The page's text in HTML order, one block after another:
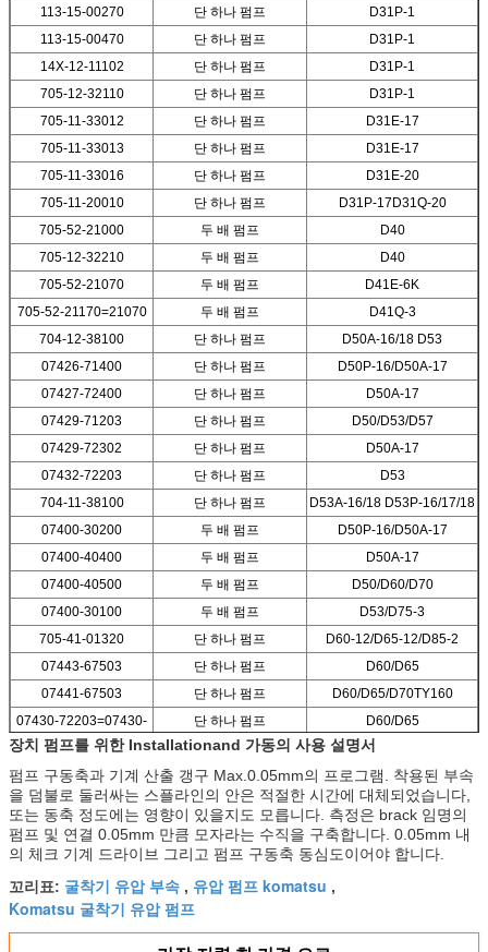
113-15-00270
단 하나 펌프
D31P-1
113-15-00470
단 하나 펌프
D31P-1
14X-12-11102
단 하나 펌프
D31P-1
705-12-32110
단 하나 펌프
D31P-1
705-11-33012
단 하나 펌프
D31E-17
705-11-33013
단 하나 펌프
D31E-17
705-11-33016
단 하나 펌프
D31E-20
705-11-20010
단 하나 펌프
D31P-17D31Q-20
705-52-21000
두 배 펌프
D40
705-12-32210
두 배 펌프
D40
705-52-21070
두 배 펌프
D41E-6K
705-52-21170=21070
두 배 펌프
D41Q-3
704-12-38100
단 하나 펌프
D50A-16/18 D53
07426-71400
단 하나 펌프
D50P-16/D50A-17
07427-72400
단 하나 펌프
D50A-17
07429-71203
단 하나 펌프
D50/D53/D57
07429-72302
단 하나 펌프
D50A-17
07432-72203
단 하나 펌프
D53
704-11-38100
단 하나 펌프
D53A-16/18 D53P-16/17/18
07400-30200
두 배 펌프
D50P-16/D50A-17
07400-40400
두 배 펌프
D50A-17
07400-40500
두 배 펌프
D50/D60/D70
07400-30100
두 배 펌프
D53/D75-3
705-41-01320
단 하나 펌프
D60-12/D65-12/D85-2
07443-67503
단 하나 펌프
D60/D65
07441-67503
단 하나 펌프
D60/D65/D70TY160
07430-72203=07430-
72202
단 하나 펌프 D60/D65
장치 펌프를 위한 Installationand 가동의 사용 설명서
펌프 구동축과 기계 산출 갱구 Max.0.05mm의 프로그램. 착용된 부속
을 덤불로 둘러싸는 스플라인의 안은 적절한 시간에 대체되었습니다,
또는 동축 정도에는 영향이 있을지도 모릅니다. 측정은 brack 임명의
펌프 및 연결 0.05mm 만큼 모자라는 수직을 구축합니다. 0.05mm 내
의 체크 기계 드라이브 그리고 펌프 구동축 동심도이어야 합니다.
꼬리표: 굴착기 유압 부속 , 유압 펌프 komatsu ,
Komatsu 굴착기 유압 펌프